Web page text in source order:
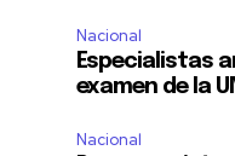
Nacional
Especialistas
examen de la
Nacional